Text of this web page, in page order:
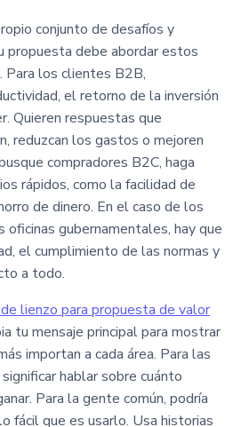
conjunto de desafíos y
propuesta debe abordar estos
Para los clientes B2B,
el retorno de la inversión
Quieren respuestas que
reduzcan los gastos o mejoren
compradores B2C, haga
rápidos, como la facilidad de
de dinero. En el caso de los
gubernamentales, hay que
el cumplimiento de las normas y
a todo.
lienzo para propuesta de valor
tu mensaje principal para mostrar
importan a cada área. Para las
hablar sobre cuánto
Para la gente común, podría
fácil que es usarlo. Usa historias